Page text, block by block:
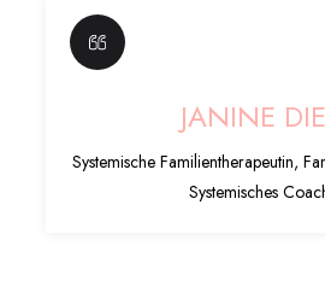
JANINE
Systemische Familientherapeutin,
Systemisches